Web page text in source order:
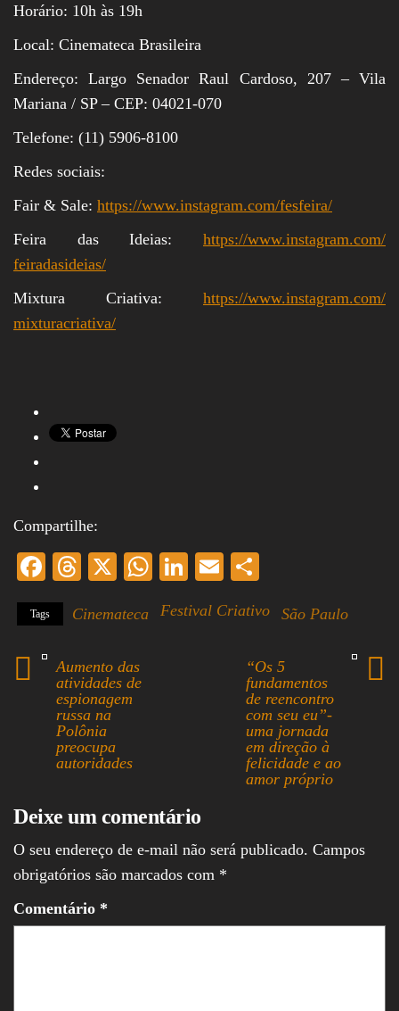
Horário: 10h às 19h
Local: Cinemateca Brasileira
Endereço: Largo Senador Raul Cardoso, 207 – Vila
Mariana / SP – CEP: 04021-070
Telefone: (11) 5906-8100
Redes sociais:
Fair & Sale: https://www.instagram.com/fesfeira/
Feira das Ideias: https://www.instagram.com/
feiradasideias/
Mixtura Criativa: https://www.instagram.com/
mixturacriativa/
Compartilhe:
Fa
ce
bo
ok
T
ea
X
W
ts
Li
ed
E
ail re
Tags Cinemateca Festival Criativo São Paulo
Aumento das
atividades de
espionagem
russa na
Polônia
preocupa
autoridades
“Os 5
fundamentos
de reencontro
com seu eu”-
uma jornada
em direção à
felicidade e ao
amor próprio
Deixe um comentário
O seu endereço de e-mail não será publicado. Campos
obrigatórios são marcados com *
Comentário *